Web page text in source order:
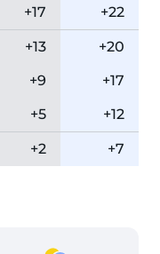
+17 +22
+13
+20
+9
+17
+5 +12
+2 +7